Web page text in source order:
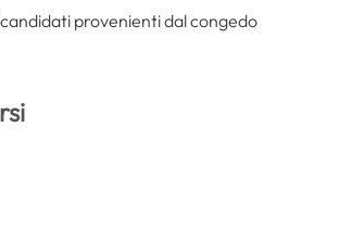
provenienti dal congedo